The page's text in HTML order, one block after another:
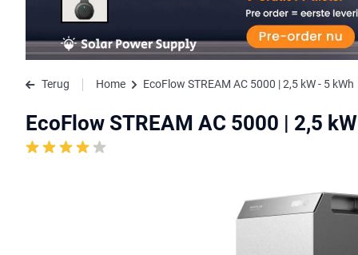
Terug Home EcoFlow STREAM AC 5000 | 2,5 kW - 5 kWh
EcoFlow STREAM AC 5000 | 2,5